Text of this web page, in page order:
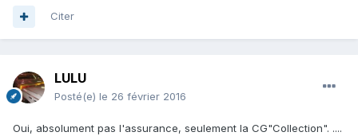
Citer
LULU
Posté(e) le 26 février 2016
Oui, absolument pas l'assurance, seulement la CG"Collection". ....